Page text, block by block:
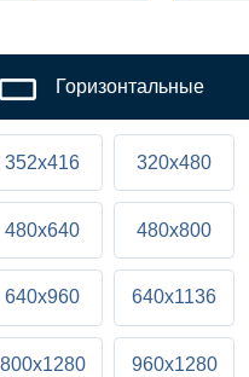
Горизонтальные
352x416 320x480
480x640 480x800
640x960 640x1136
800x1280 960x1280